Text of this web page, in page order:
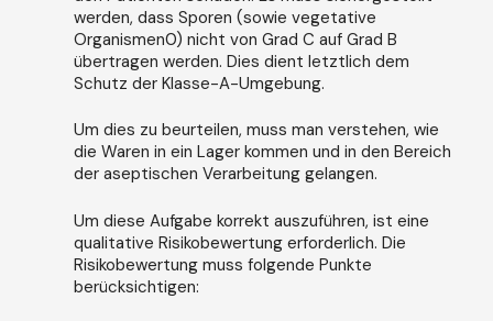
werden, dass Sporen (sowie vegetative
Organismen0) nicht von Grad C auf Grad B
übertragen werden. Dies dient letztlich dem
Schutz der Klasse-A-Umgebung.
Um dies zu beurteilen, muss man verstehen, wie
die Waren in ein Lager kommen und in den Bereich
der aseptischen Verarbeitung gelangen.
Um diese Aufgabe korrekt auszuführen, ist eine
qualitative Risikobewertung erforderlich. Die
Risikobewertung muss folgende Punkte
berücksichtigen: